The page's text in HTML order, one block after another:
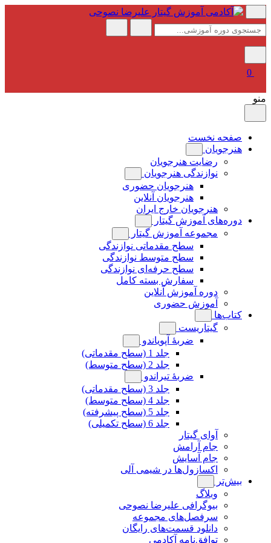
پرش
به
محتوا
0
منو
صفحه نخست
هنرجویان
رضایت هنرجویان
نوازندگی هنرجویان
هنرجویان حضوری
هنرجویان آنلاین
هنرجویان خارج ایران
دوره‌های آموزش گیتار
مجموعه آموزش گیتار
سطح مقدماتی نوازندگی
سطح متوسط نوازندگی
سطح حرفه‌ای نوازندگی
سفارش بسته کامل
دوره آموزش آنلاین
آموزش حضوری
کتاب‌ها
گیتاریست
ضربۀ آپویاندو
جلد 1 (سطح مقدماتی)
جلد 2 (سطح متوسط)
ضربۀ تیراندو
جلد 3 (سطح مقدماتی)
جلد 4 (سطح متوسط)
جلد 5 (سطح پیشرفته)
جلد 6 (سطح تکمیلی)
آوای گیتار
جام آرامش
جام آسایش
اکسازول‌ها در شیمی آلی
بیش‌تر
وبلاگ
بیوگرافی علیرضا نصوحی
سرفصل‌های مجموعه
دانلود قسمت‌های رایگان
توافق‌نامه آکادمی